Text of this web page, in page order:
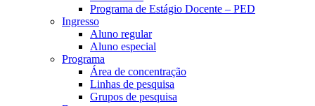
Programa de Estágio Docente – PED
Ingresso
Aluno regular
Aluno especial
Programa
Área de concentração
Linhas de pesquisa
Grupos de pesquisa